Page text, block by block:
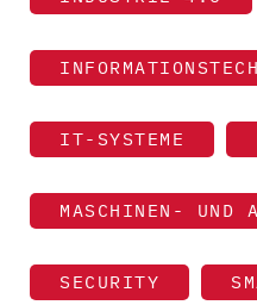
IT-SYSTEME
MASCHINEN- UND
SECURITY